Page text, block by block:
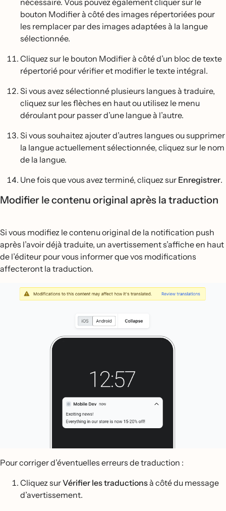
nécessaire. Vous pouvez également cliquer sur le
bouton Modifier à côté des images répertoriées pour
les remplacer par des images adaptées à la langue
sélectionnée.
Cliquez sur le bouton Modifier à côté d’un bloc de texte
répertorié pour vérifier et modifier le texte intégral.
Si vous avez sélectionné plusieurs langues à traduire,
cliquez sur les flèches en haut ou utilisez le menu
déroulant pour passer d’une langue à l’autre.
Si vous souhaitez ajouter d’autres langues ou supprimer
la langue actuellement sélectionnée, cliquez sur le nom
de la langue.
Une fois que vous avez terminé, cliquez sur Enregistrer.
Modifier le contenu original après la traduction
Si vous modifiez le contenu original de la notification push
après l’avoir déjà traduite, un avertissement s’affiche en haut
de l’éditeur pour vous informer que vos modifications
affecteront la traduction.
Pour corriger d’éventuelles erreurs de traduction :
Cliquez surVérifier les traductionsà côté du message
d’avertissement.